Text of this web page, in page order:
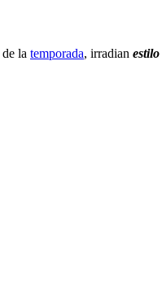
de la temporada, irradian estilo